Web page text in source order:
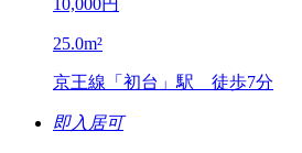
10,000円
25.0m²
京王線「初台」駅 徒歩7分
即入居可